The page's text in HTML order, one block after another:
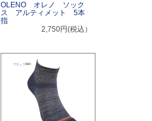
OLENO オレノ ソック
ス アルティメット 5本
指
2,750円(税込）